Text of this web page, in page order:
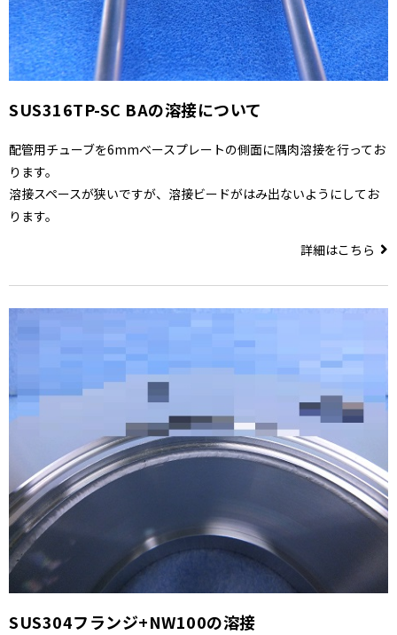
SUS316TP-SC BAの溶接について
配管用チューブを6mmベースプレートの側面に隅肉溶接を行ってお
ります。
溶接スペースが狭いですが、溶接ビードがはみ出ないようにしてお
ります。
詳細はこちら
SUS304フランジ+NW100の溶接